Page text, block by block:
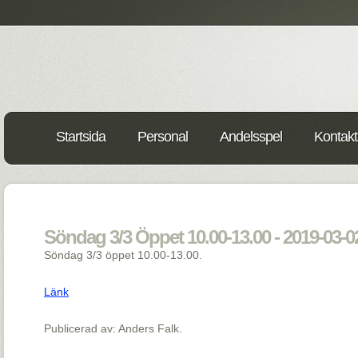
Startsida Personal Andelsspel
Söndag 3/3 Öppet 10.00-13.00 - 2019-03-
Söndag 3/3 öppet 10.00-13.00.
Länk
Publicerad av: Anders Falk.